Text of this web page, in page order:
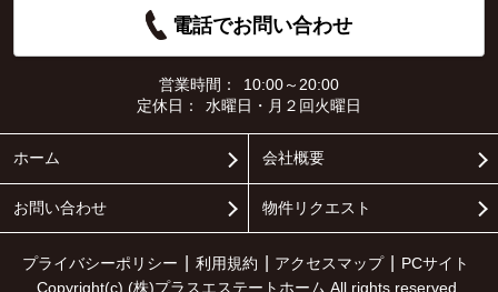
電話でお問い合わせ
営業時間：
10:00～20:00
定休日：
水曜日・月２回火曜日
ホーム 会社概要
お問い合わせ 物件リクエスト
プライバシーポリシー 利用規約 アクセスマップ
PCサイト
Copyright(c) (株)プラスエステートホーム All rights reserved.